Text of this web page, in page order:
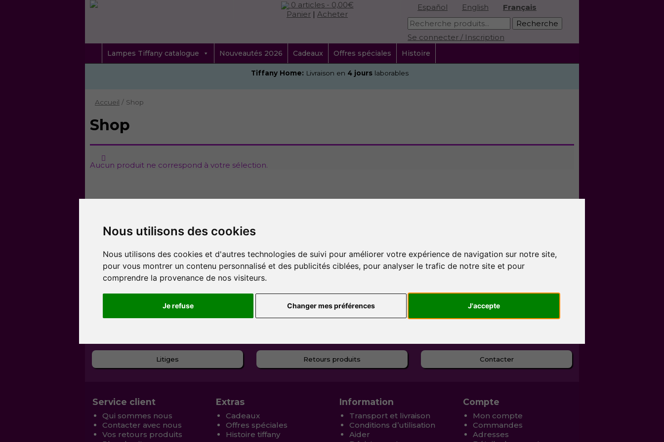
Nous utilisons des cookies
Nous utilisons des cookies et d'autres technologies de suivi pour améliorer votre expérience de navigation sur notre site,
pour vous montrer un contenu personnalisé et des publicités ciblées, pour analyser le trafic de notre site et pour
comprendre la provenance de nos visiteurs.
J'accepte
Je refuse Changer mes préférences
0 articles - 0,00€
Panier | Acheter
Español English Français
Se connecter / Inscription
Lampes Tiffany catalogue Nouveautés 2026 Cadeaux Offres spéciales Histoire
Tiffany Home: Livraison en 4 jourslaborables
Accueil / Shop
Shop
Aucun produit ne correspond à votre sélection.
Litiges Retours produits Contacter
Service client
Qui sommes nous
Contacter avec nous
Vos retours produits
Extras
Cadeaux
Offres spéciales
Histoire tiffany
Information
Transport et livraison
Conditions d’utilisation
Aider
Compte
Mon compte
Commandes
Adresses